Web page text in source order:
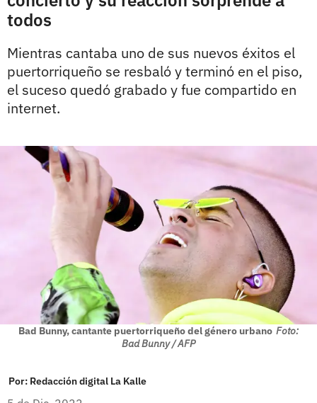
todos
Mientras cantaba uno de sus nuevos éxitos el
puertorriqueño se resbaló y terminó en el piso,
el suceso quedó grabado y fue compartido en
internet.
Bad Bunny, cantante puertorriqueño del género urbano Foto:
Bad Bunny / AFP
Por: Redacción digital La Kalle